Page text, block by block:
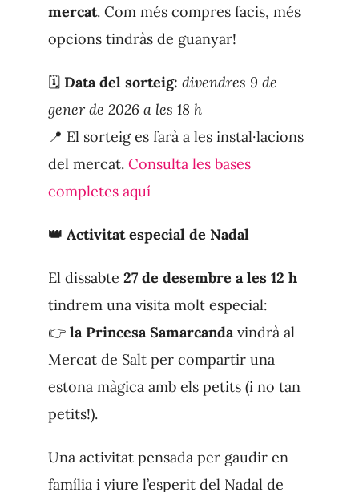
mercat. Com més compres facis, més
opcions tindràs de guanyar!
🗓 Data del sorteig: divendres 9 de
gener de 2026 a les 18 h
📍 El sorteig es farà a les instal·lacions
del mercat. Consulta les bases
completes aquí
👑 Activitat especial de Nadal
El dissabte 27 de desembre a les 12 h
tindrem una visita molt especial:
👉 la Princesa Samarcandavindrà al
Mercat de Salt per compartir una
estona màgica amb els petits (i no tan
petits!).
Una activitat pensada per gaudir en
família i viure l’esperit del Nadal de